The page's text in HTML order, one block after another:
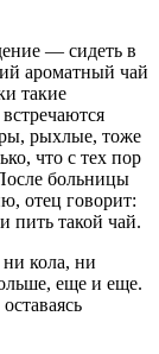
— сидеть в
ароматный чай
такие
рыхлые, тоже
что с тех пор
больницы
отец говорит:
пить такой чай.
кола, ни
еще и еще.